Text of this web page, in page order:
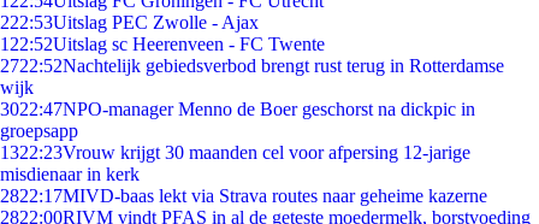
222:53Uitslag PEC Zwolle - Ajax
1 22:52Uitslag sc Heerenveen - FC Twente
2722:52Nachtelijk gebiedsverbod brengt rust terug in Rotterdamse
wijk
3022:47NPO-manager Menno de Boer geschorst na dickpic in
groepsapp
1322:23Vrouw krijgt 30 maanden cel voor afpersing 12-jarige
misdienaar in kerk
2822:17MIVD-baas lekt via Strava routes naar geheime kazerne
2822:00RIVM vindt PFAS in al de geteste moedermelk, borstvoeding